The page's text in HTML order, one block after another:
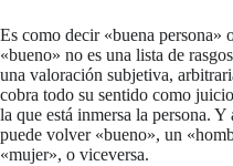
Es como decir «buena persona»
«bueno» no es una lista de
una valoración subjetiva,
cobra todo su sentido como
la que está inmersa la persona.
puede volver «bueno», un
«mujer», o viceversa.